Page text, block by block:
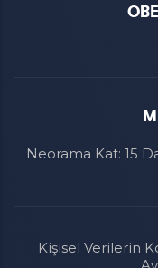
Neorama Kat: 15
Kişisel Verilerin